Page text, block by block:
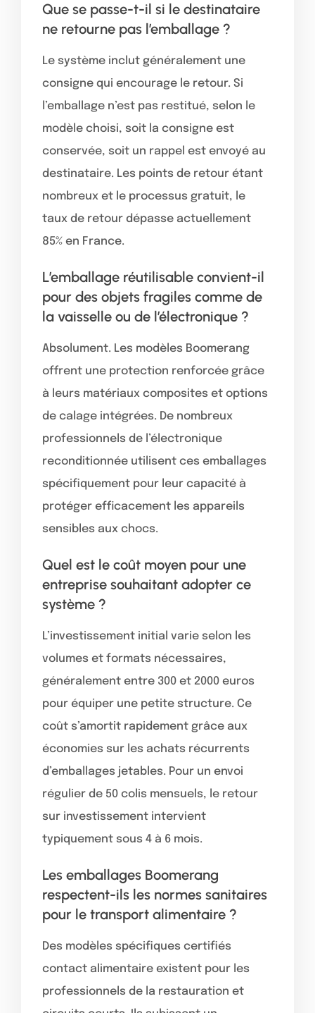
Que se passe-t-il si le destinataire
ne retourne pas l’emballage ?
Le système inclut généralement une
consigne qui encourage le retour. Si
l’emballage n’est pas restitué, selon le
modèle choisi, soit la consigne est
conservée, soit un rappel est envoyé au
destinataire. Les points de retour étant
nombreux et le processus gratuit, le
taux de retour dépasse actuellement
85% en France.
L’emballage réutilisable convient-il
pour des objets fragiles comme de
la vaisselle ou de l’électronique ?
Absolument. Les modèles Boomerang
offrent une protection renforcée grâce
à leurs matériaux composites et options
de calage intégrées. De nombreux
professionnels de l’électronique
reconditionnée utilisent ces emballages
spécifiquement pour leur capacité à
protéger efficacement les appareils
sensibles aux chocs.
Quel est le coût moyen pour une
entreprise souhaitant adopter ce
système ?
L’investissement initial varie selon les
volumes et formats nécessaires,
généralement entre 300 et 2000 euros
pour équiper une petite structure. Ce
coût s’amortit rapidement grâce aux
économies sur les achats récurrents
d’emballages jetables. Pour un envoi
régulier de 50 colis mensuels, le retour
sur investissement intervient
typiquement sous 4 à 6 mois.
Les emballages Boomerang
respectent-ils les normes sanitaires
pour le transport alimentaire ?
Des modèles spécifiques certifiés
contact alimentaire existent pour les
professionnels de la restauration et